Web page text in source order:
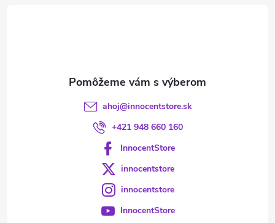
ahoj@innocentstore.sk
+421 948 660 160
InnocentStore
innocentstore
innocentstore
InnocentStore